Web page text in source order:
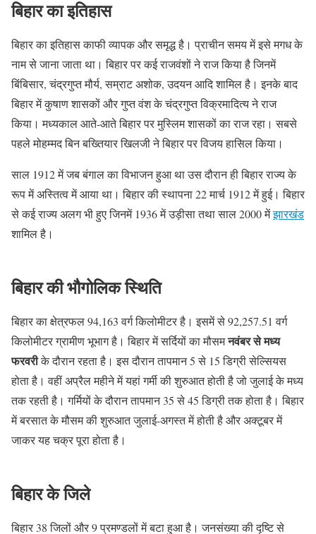
बिहार का इतिहास
बिहार का इतिहास काफी व्यापक और समृद्ध है। प्राचीन समय में इसे मगध के
नाम से जाना जाता था। बिहार पर कई राजवंशों ने राज किया है जिनमें
बिंबिसार, चंद्रगुप्त मौर्य, सम्राट अशोक, उदयन आदि शामिल है। इनके बाद
बिहार में कुषाण शासकों और गुप्त वंश के चंद्रगुप्त विक्रमादित्य ने राज
किया। मध्यकाल आते-आते बिहार पर मुस्लिम शासकों का राज रहा। सबसे
पहले मोहम्मद बिन बख्तियार खिलजी ने बिहार पर विजय हासिल किया।
साल 1912 में जब बंगाल का विभाजन हुआ था उस दौरान ही बिहार राज्य के
रूप में अस्तित्व में आया था। बिहार की स्थापना 22 मार्च 1912 में हुई। बिहार
से कई राज्य अलग भी हुए जिनमें 1936 में उड़ीसा तथा साल 2000 मेंझारखंड
शामिल है।
बिहार की भौगोलिक स्थिति
बिहार का क्षेत्रफल 94,163 वर्ग किलोमीटर है। इसमें से 92,257.51 वर्ग
किलोमीटर ग्रामीण भूभाग है। बिहार में सर्दियों का मौसमनवंबर से मध्य
फरवरीके दौरान रहता है। इस दौरान तापमान 5 से 15 डिग्री सेल्सियस
होता है। वहीं अप्रैल महीने में यहां गर्मी की शुरुआत होती है जो जुलाई के मध्य
तक रहती है। गर्मियों के दौरान तापमान 35 से 45 डिग्री तक होता है। बिहार
में बरसात के मौसम की शुरुआत जुलाई-अगस्त में होती है और अक्टूबर में
जाकर यह चक्र पूरा होता है।
बिहार के जिले
बिहार 38 जिलों और 9 प्रमण्डलों में बटा हुआ है। जनसंख्या की दृष्टि से